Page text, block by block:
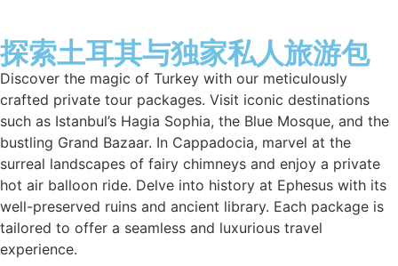
探索土耳其与独家私人旅游包
Discover the magic of Turkey with our meticulously
crafted private tour packages. Visit iconic destinations
such as Istanbul’s Hagia Sophia, the Blue Mosque, and the
bustling Grand Bazaar. In Cappadocia, marvel at the
surreal landscapes of fairy chimneys and enjoy a private
hot air balloon ride. Delve into history at Ephesus with its
well-preserved ruins and ancient library. Each package is
tailored to offer a seamless and luxurious travel
experience.